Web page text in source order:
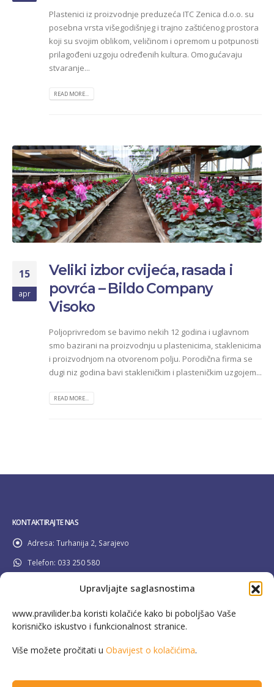
Upravljajte saglasnostima
www.pravilider.ba koristi kolačiće kako bi poboljšao Vaše
korisničko iskustvo i funkcionalnost stranice.
Više možete pročitati u Obavijest o kolačićima.
Plastenici iz proizvodnje preduzeća ITC Zenica d.o.o. su
posebna vrsta višegodišnjeg i trajno zaštićenog prostora
koji su svojim oblikom, veličinom i opremom u potpunosti
prilagođeni uzgoju određenih kultura. Omogućavaju
stvaranje...
READ MORE...
15
apr
Veliki izbor cvijeća, rasada i
povrća – Bildo Company
Visoko
Poljoprivredom se bavimo nekih 12 godina i uglavnom
smo bazirani na proizvodnju u plastenicima, staklenicima
i proizvodnjom na otvorenom polju. Porodična firma se
dugi niz godina bavi stakleničkim i plasteničkim uzgojem...
READ MORE...
KONTAKTIRAJTE NAS
Adresa: Turhanija 2, Sarajevo
Telefon: 033 250 580